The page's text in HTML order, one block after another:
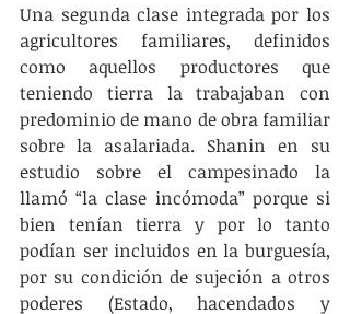
Una segunda clase integrada por los
agricultores familiares, definidos
como aquellos productores que
teniendo tierra la trabajaban con
predominio de mano de obra familiar
sobre la asalariada. Shanin en su
estudio sobre el campesinado la
llamó “la clase incómoda” porque si
bien tenían tierra y por lo tanto
podían ser incluidos en la burguesía,
por su condición de sujeción a otros
poderes (Estado, hacendados y